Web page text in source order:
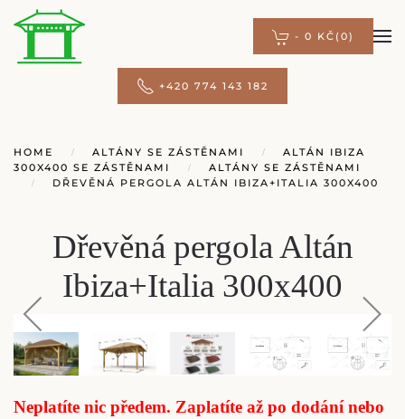
- 0 KČ (0)
+420 774 143 182
HOME ALTÁNY SE ZÁSTĚNAMI
ALTÁN IBIZA
300X400 SE ZÁSTĚNAMI
ALTÁNY SE ZÁSTĚNAMI
DŘEVĚNÁ PERGOLA ALTÁN IBIZA+ITALIA 300X400
Dřevěná pergola Altán
Ibiza+Italia 300x400
Neplatíte nic předem. Zaplatíte až po dodání nebo